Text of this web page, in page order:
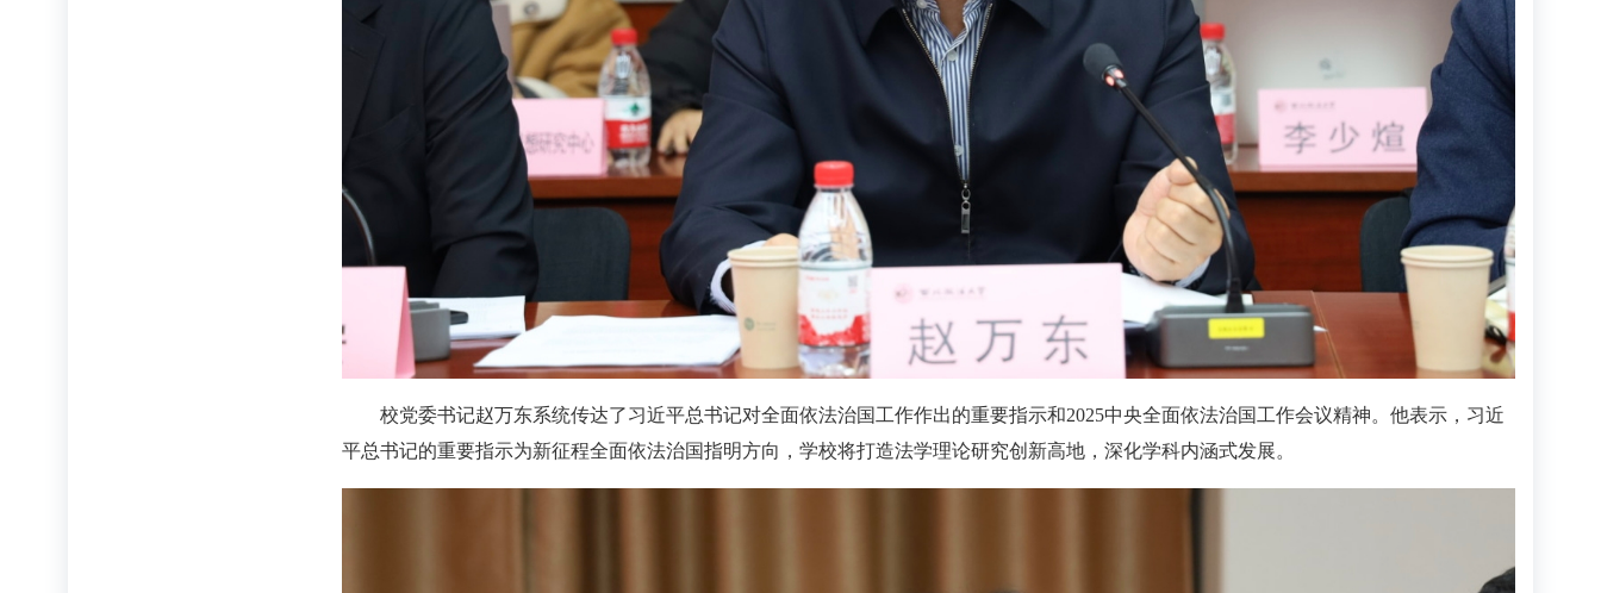
校党委书记赵万东系统传达了习近平总书记对全面依法治国工作作出的重要指示和2025中央全面依法治国工作会议精神。他表示，习近
平总书记的重要指示为新征程全面依法治国指明方向，学校将打造法学理论研究创新高地，深化学科内涵式发展。